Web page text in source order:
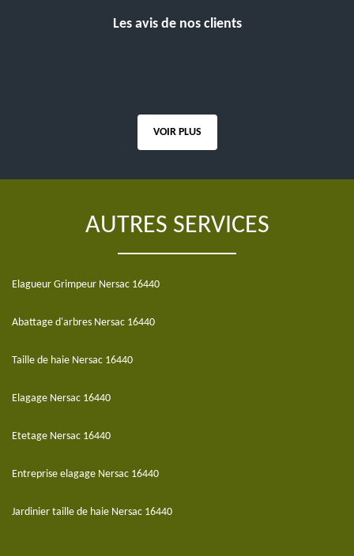
Les avis de nos clients
VOIR PLUS
AUTRES SERVICES
Elagueur Grimpeur Nersac 16440
Abattage d'arbres Nersac 16440
Taille de haie Nersac 16440
Elagage Nersac 16440
Etetage Nersac 16440
Entreprise elagage Nersac 16440
Jardinier taille de haie Nersac 16440